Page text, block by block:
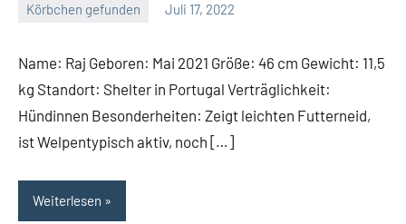
Körbchen gefunden Juli 17, 2022
Name: Raj Geboren: Mai 2021 Größe: 46 cm Gewicht: 11,5
kg Standort: Shelter in Portugal Verträglichkeit:
Hündinnen Besonderheiten: Zeigt leichten Futterneid,
ist Welpentypisch aktiv, noch […]
Weiterlesen